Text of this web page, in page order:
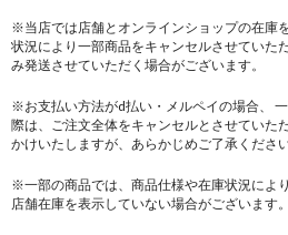
※当店では店舗とオンラインショップの在庫
状況により一部商品をキャンセルさせていた
み発送させていただく場合がございます。
※お支払い方法がd払い・メルペイの場合、
際は、ご注文全体をキャンセルとさせていた
かけいたしますが、あらかじめご了承ください
※一部の商品では、商品仕様や在庫状況によ
店舗在庫を表示していない場合がございます